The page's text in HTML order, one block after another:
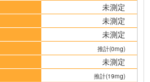
未測定
未測定
未測定
推計(0mg)
未測定
推計(19mg)